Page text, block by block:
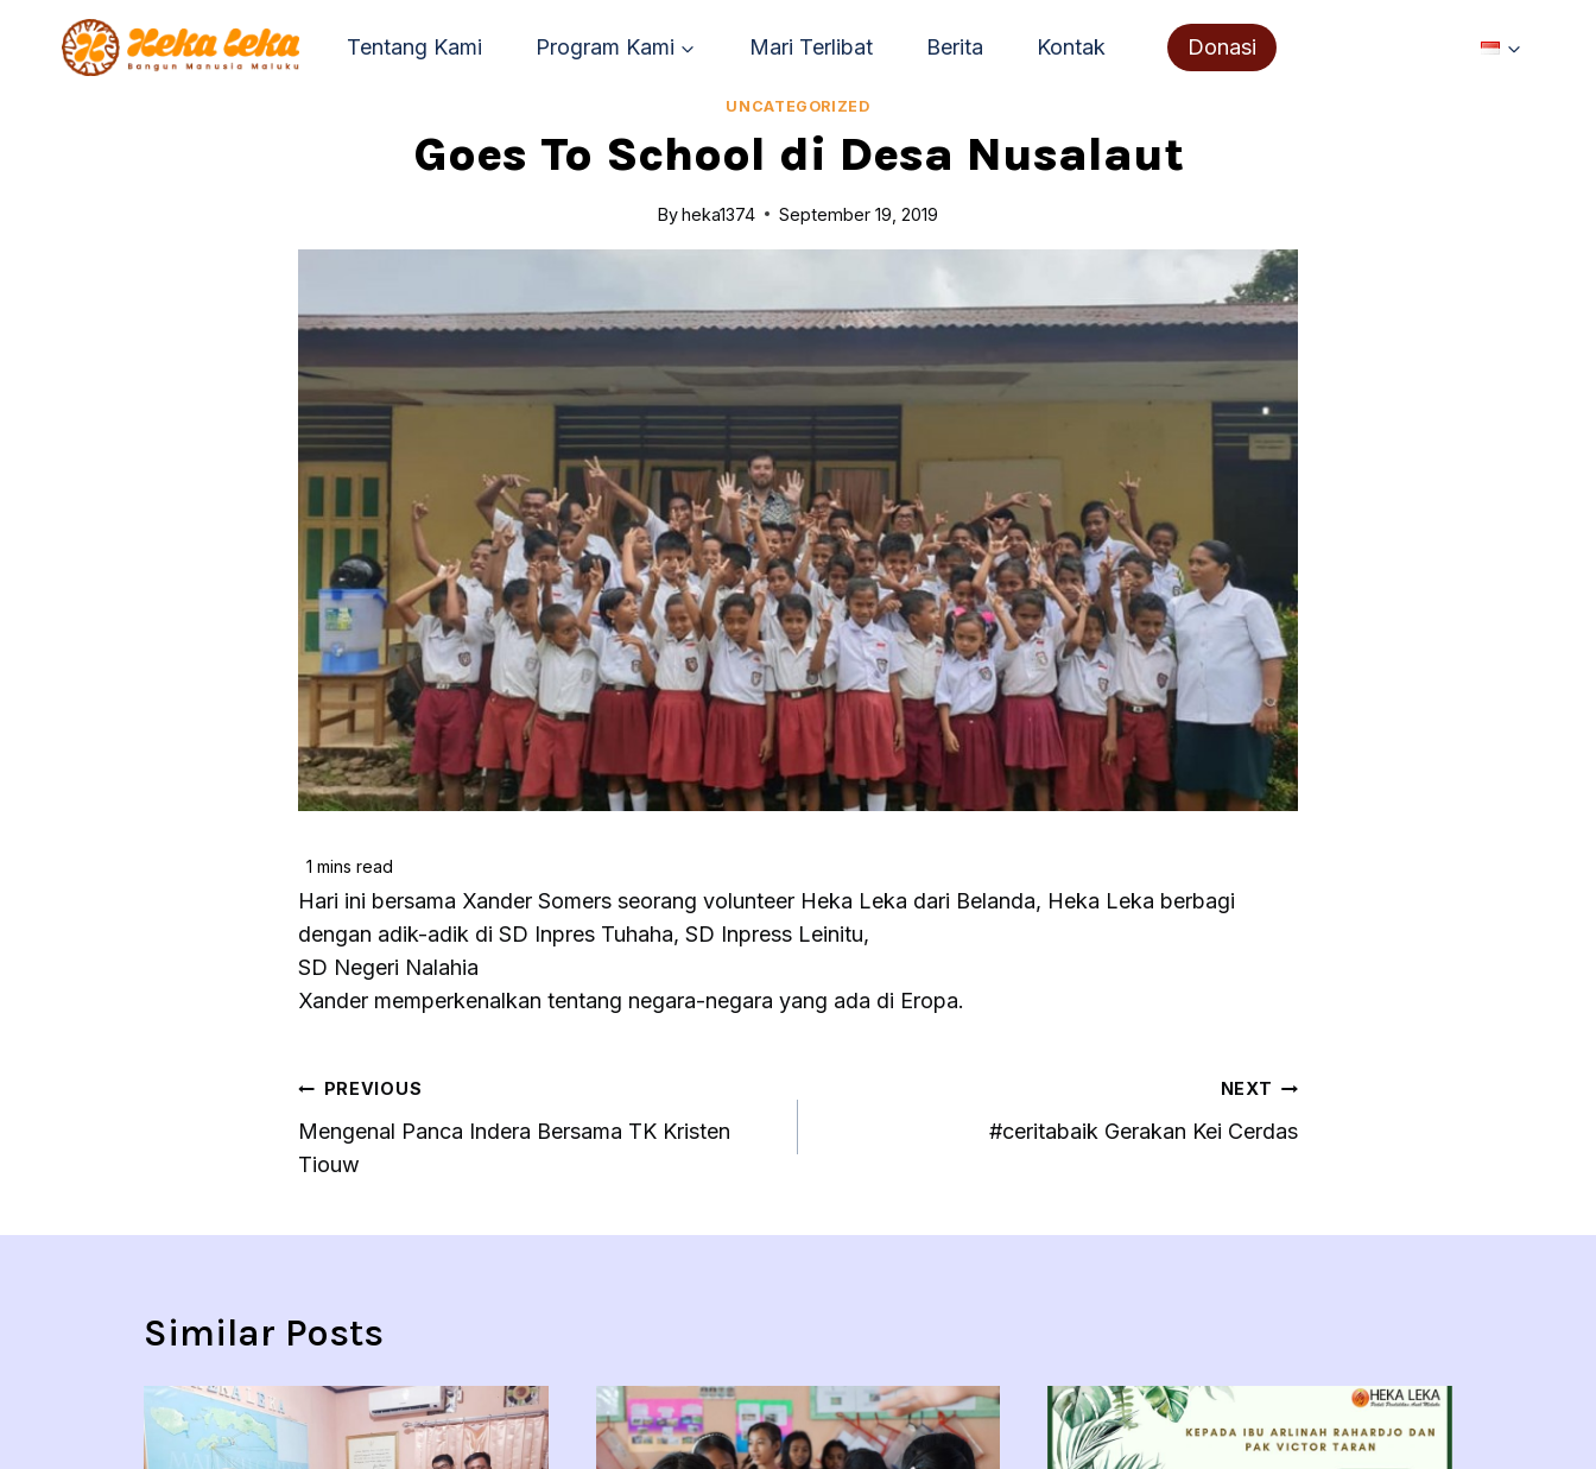
Tentang Kami Program Kami Mari Terlibat Berita Kontak Donasi
UNCATEGORIZED
Goes To School di Desa Nusalaut
Byheka1374 September 19, 2019
Hari ini bersama Xander Somers seorang volunteer Heka Leka dari Belanda, Heka Leka berbagi
dengan adik-adik di SD Inpres Tuhaha, SD Inpress Leinitu,
SD Negeri Nalahia
Xander memperkenalkan tentang negara-negara yang ada di Eropa.
Navigasi
pos
PREVIOUS
Mengenal Panca Indera Bersama TK Kristen
Tiouw
NEXT
#ceritabaik Gerakan Kei Cerdas
Similar Posts